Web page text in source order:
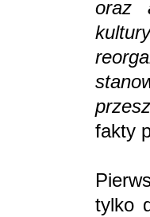
oraz
fakty
tylko